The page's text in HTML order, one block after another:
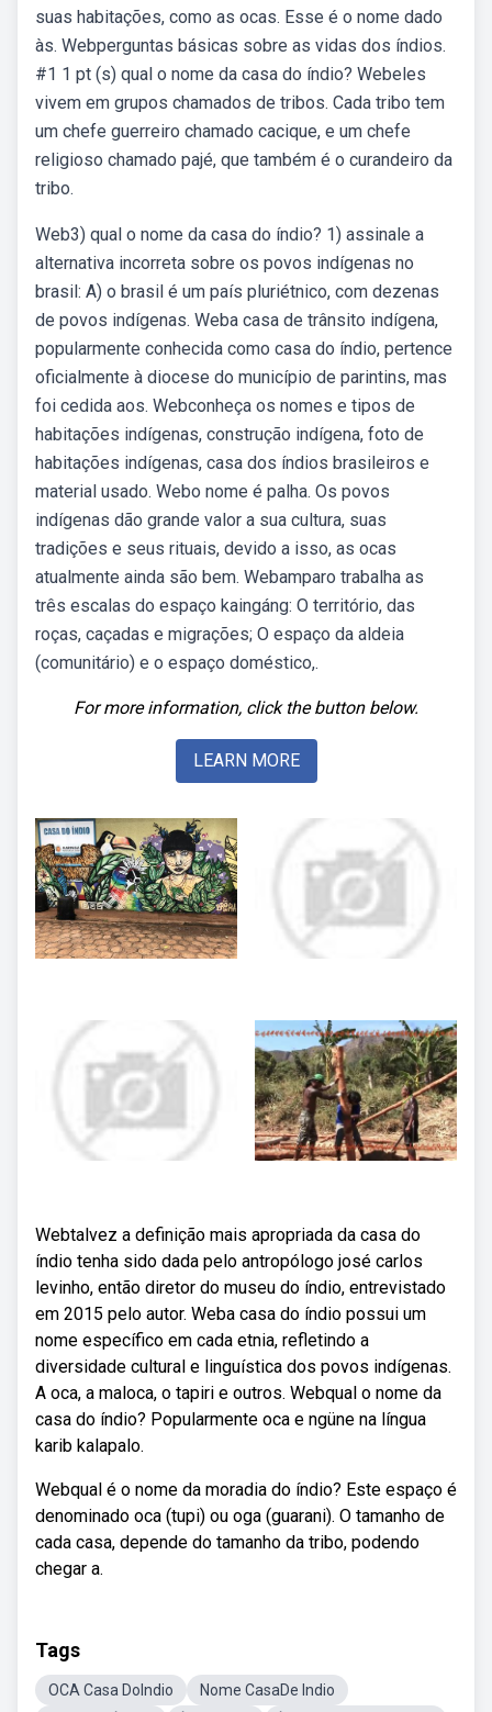
suas habitações, como as ocas. Esse é o nome dado
às. Webperguntas básicas sobre as vidas dos índios.
#1 1 pt (s) qual o nome da casa do índio? Webeles
vivem em grupos chamados de tribos. Cada tribo tem
um chefe guerreiro chamado cacique, e um chefe
religioso chamado pajé, que também é o curandeiro da
tribo.
Web3) qual o nome da casa do índio? 1) assinale a
alternativa incorreta sobre os povos indígenas no
brasil: A) o brasil é um país pluriétnico, com dezenas
de povos indígenas. Weba casa de trânsito indígena,
popularmente conhecida como casa do índio, pertence
oficialmente à diocese do município de parintins, mas
foi cedida aos. Webconheça os nomes e tipos de
habitações indígenas, construção indígena, foto de
habitações indígenas, casa dos índios brasileiros e
material usado. Webo nome é palha. Os povos
indígenas dão grande valor a sua cultura, suas
tradições e seus rituais, devido a isso, as ocas
atualmente ainda são bem. Webamparo trabalha as
três escalas do espaço kaingáng: O território, das
roças, caçadas e migrações; O espaço da aldeia
(comunitário) e o espaço doméstico,.
For more information, click the button below.
LEARN MORE
Webtalvez a definição mais apropriada da casa do
índio tenha sido dada pelo antropólogo josé carlos
levinho, então diretor do museu do índio, entrevistado
em 2015 pelo autor. Weba casa do índio possui um
nome específico em cada etnia, refletindo a
diversidade cultural e linguística dos povos indígenas.
A oca, a maloca, o tapiri e outros. Webqual o nome da
casa do índio? Popularmente oca e ngüne na língua
karib kalapalo.
Webqual é o nome da moradia do índio? Este espaço é
denominado oca (tupi) ou oga (guarani). O tamanho de
cada casa, depende do tamanho da tribo, podendo
chegar a.
Tags
OCA Casa DoIndio Nome CasaDe Indio